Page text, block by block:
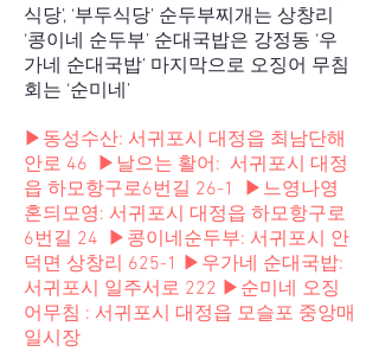
식당’, ‘부두식당’ 순두부찌개는 상창리
‘콩이네 순두부’ 순대국밥은 강정동 ‘우
가네 순대국밥’ 마지막으로 오징어 무침
회는 ‘순미네’
▶동성수산: 서귀포시 대정읍 최남단해
안로 46 ▶날으는 활어: 서귀포시 대정
읍 하모항구로6번길 26-1 ▶느영나영
혼듸모영: 서귀포시 대정읍 하모항구로
6번길 24 ▶콩이네순두부: 서귀포시 안
덕면 상창리 625-1 ▶우가네 순대국밥:
서귀포시 일주서로 222 ▶순미네 오징
어무침 : 서귀포시 대정읍 모슬포 중앙매
일시장